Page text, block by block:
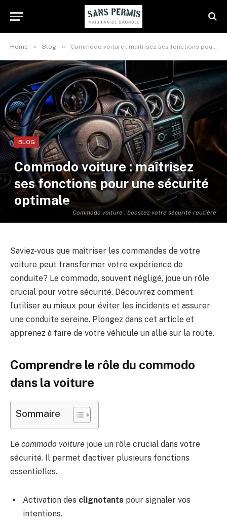
Home » Blog » Commodo voiture : maîtrisez ses fonctions pour une sécurité optimale
Commodo voiture : boostez votre sécurité routière
BLOG
Commodo voiture : maîtrisez
ses fonctions pour une sécurité
optimale
Saviez-vous que maîtriser les commandes de votre
voiture peut transformer votre expérience de
conduite? Le commodo, souvent négligé, joue un rôle
crucial pour votre sécurité. Découvrez comment
l’utiliser au mieux pour éviter les incidents et assurer
une conduite sereine. Plongez dans cet article et
apprenez à faire de votre véhicule un allié sur la route.
Comprendre le rôle du commodo
dans la voiture
Sommaire
Le commodo voiture joue un rôle crucial dans votre
sécurité. Il permet d’activer plusieurs fonctions
essentielles.
Activation des clignotants pour signaler vos
intentions.